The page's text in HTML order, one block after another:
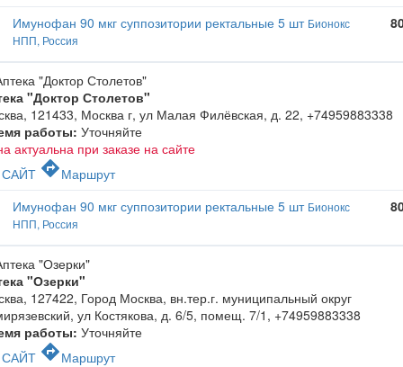
Имунофан 90 мкг суппозитории ректальные 5 шт Бионокс
НПП, Россия
"Доктор Столетов"
121433, Москва г, ул Малая Филёвская, д. 22, +74959883338
работы: Уточняйте
актуальна при заказе на сайте
САЙТ directionsМаршрут
Имунофан 90 мкг суппозитории ректальные 5 шт Бионокс
НПП, Россия
"Озерки"
127422, Город Москва, вн.тер.г. муниципальный округ
ул Костякова, д. 6/5, помещ. 7/1 , +74959883338
работы: Уточняйте
САЙТ directionsМаршрут